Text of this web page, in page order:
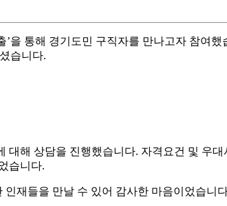
을 통해 경기도민 구직자를 만나고자 참여
습니다.
해 상담을 진행했습니다. 자격요건 및 우
습니다.
재들을 만날 수 있어 감사한 마음이었습니